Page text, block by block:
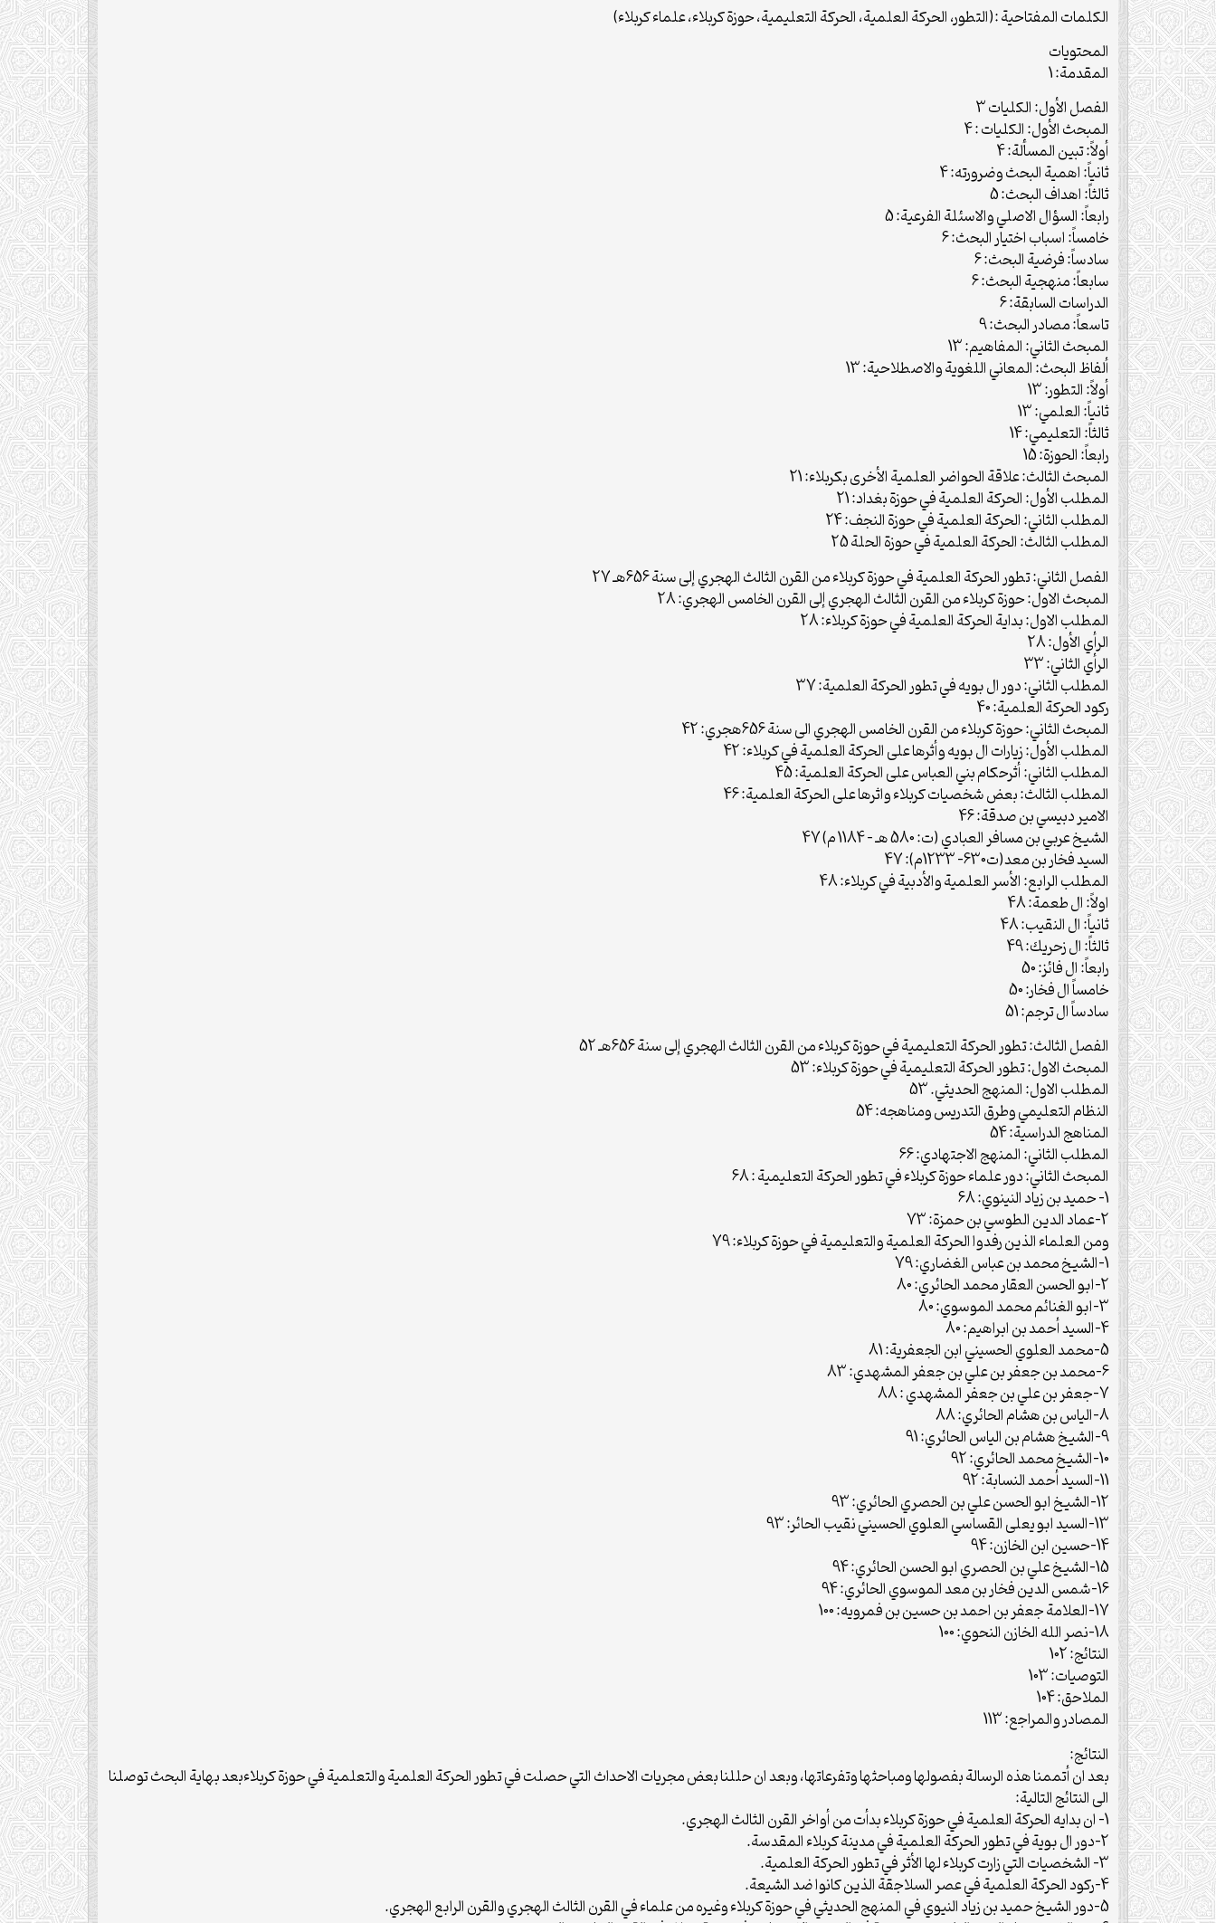
الكلمات المفتاحية :(التطور، الحركة العلمية، الحركة التعليمية، حوزة كربلاء، علماء كربلاء)
المحتويات
المقدمة: 1
الفصل الأول: الكليات 3
المبحث الأول: الكليات : 4
أولاً: تبين المسألة: 4
ثانياً: اهمية البحث وضرورته: 4
ثالثاً: اهداف البحث: 5
رابعاً: السؤال الاصلي والاسئلة الفرعية: 5
خامساً: اسباب اختيار البحث: 6
سادساً: فرضية البحث: 6
سابعاً: منهجية البحث: 6
الدراسات السابقة: 6
تاسعاً: مصادر البحث: 9
المبحث الثاني: المفاهيم: 13
ألفاظ البحث: المعاني اللغوية والاصطلاحية: 13
أولاً: التطور: 13
ثانياً: العلمي: 13
ثالثاً: التعليمي: 14
رابعاً: الحوزة: 15
المبحث الثالث: علاقة الحواضر العلمية الأخرى بكربلاء: 21
المطلب الأول: الحركة العلمية في حوزة بغداد: 21
المطلب الثاني: الحركة العلمية في حوزة النجف: 24
المطلب الثالث: الحركة العلمية في حوزة الحلة 25
الفصل الثاني: تطور الحركة العلمية في حوزة كربلاء من القرن الثالث الهجري إلى سنة 656هـ 27
المبحث الاول: حوزة كربلاء من القرن الثالث الهجري إلى القرن الخامس الهجري: 28
المطلب الاول: بداية الحركة العلمية في حوزة كربلاء: 28
الرأي الأول: 28
الرأي الثاني: 33
المطلب الثاني: دور ال بويه في تطور الحركة العلمية: 37
ركود الحركة العلمية: 40
المبحث الثاني: حوزة كربلاء من القرن الخامس الهجري الى سنة 656هجري: 42
المطلب الأول: زيارات ال بويه وأثرها على الحركة العلمية في كربلاء: 42
المطلب الثاني: أثرحكام بني العباس على الحركة العلمية: 45
المطلب الثالث: بعض شخصيات كربلاء واثرها على الحركة العلمية: 46
الامير دبيسي بن صدقة: 46
الشيخ عربي بن مسافر العبادي (ت: 580 هـ – 1184 م) 47
السيد فخار بن معد(ت630- 1233م): 47
المطلب الرابع: الأسر العلمية والأدبية في كربلاء: 48
اولاً: ال طعمة: 48
ثانياً: ال النقيب: 48
ثالثاً: ال زحريك: 49
رابعاً: ال فائز: 50
خامساً ال فخار: 50
سادساً ال ترجم: 51
الفصل الثالث: تطور الحركة التعليمية في حوزة كربلاء من القرن الثالث الهجري إلى سنة 656هـ 52
المبحث الاول: تطور الحركة التعليمية في حوزة كربلاء: 53
المطلب الاول: المنهج الحديثي. 53
النظام التعليمي وطرق التدريس ومناهجه: 54
المناهج الدراسية: 54
المطلب الثاني: المنهج الاجتهادي: 66
المبحث الثاني: دور علماء حوزة كربلاء في تطور الحركة التعليمية : 68
1- حميد بن زياد النينوي: 68
2-عماد الدين الطوسي بن حمزة: 73
ومن العلماء الذين رفدوا الحركة العلمية والتعليمية في حوزة كربلاء: 79
1-الشيخ محمد بن عباس الغضاري: 79
2-ابو الحسن العقار محمد الحائري: 80
3-ابو الغنائم محمد الموسوي: 80
4-السيد أحمد بن ابراهيم: 80
5-محمد العلوي الحسيني ابن الجعفرية: 81
6-محمد بن جعفر بن علي بن جعفر المشهدي: 83
7-جعفر بن علي بن جعفر المشهدي : 88
8-الياس بن هشام الحائري: 88
9-الشيخ هشام بن الياس الحائري: 91
10-الشيخ محمد الحائري: 92
11-السيد أحمد النسابة: 92
12-الشيخ ابو الحسن علي بن الحصري الحائري: 93
13-السيد ابو يعلى القساسي العلوي الحسيني نقيب الحائر: 93
14-حسين ابن الخازن: 94
15-الشيخ علي بن الحصري ابو الحسن الحائري: 94
16-شمس الدين فخار بن معد الموسوي الحائري: 94
17-العلامة جعفر بن احمد بن حسين بن فمرويه: 100
18-نصر الله الخازن النحوي: 100
النتائج: 102
التوصيات: 103
الملاحق: 104
المصادر والمراجع: 113
النتائج:
بعد ان أتممنا هذه الرسالة بفصولها ومباحثها وتفرعاتها، وبعد ان حللنا بعض مجريات الاحداث التي حصلت في تطور الحركة العلمية والتعلمية في حوزة كربلاءبعد بهاية البحث توصلنا
الى النتائج التالية:
1- ان بدايه الحركة العلمية في حوزة كربلاء بدأت من أواخر القرن الثالث الهجري.
2-دور ال بوية في تطور الحركة العلمية في مدينة كربلاء المقدسة.
3- الشخصيات التي زارت كربلاء لها الأثر في تطور الحركة العلمية.
4-ركود الحركة العلمية في عصر السلاجقة الذين كانوا ضد الشيعة.
5-دور الشيخ حميد بن زياد النيوي في المنهج الحديثي في حوزة كربلاء وغيره من علماء في القرن الثالث الهجري والقرن الرابع الهجري.